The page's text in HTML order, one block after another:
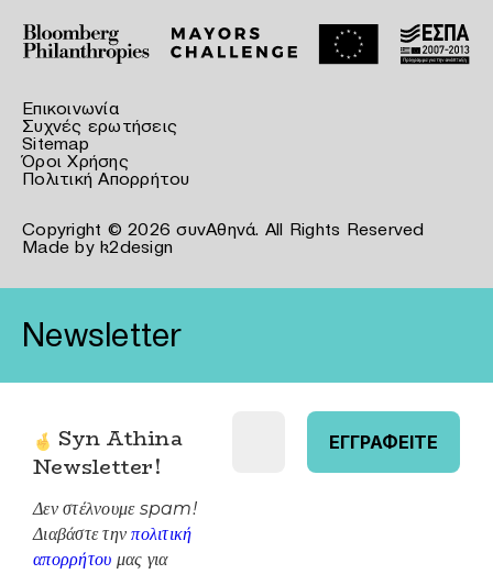
Επικοινωνία
Συχνές ερωτήσεις
Sitemap
Όροι Χρήσης
Πολιτική Απορρήτου
Copyright © 2026 συνΑθηνά. All Rights Reserved
Made by k2design
Newsletter
Syn Athina
Newsletter!
Δεν στέλνουμε spam!
Διαβάστε τηνπολιτική
απορρήτου μας για